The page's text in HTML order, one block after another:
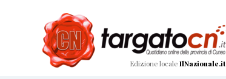
Edizione locale IlNazionale.it